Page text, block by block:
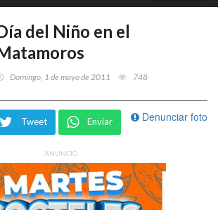
del Niño en el
Domingo, 1 de mayo de 2011 748
Denunciar foto
Tweet Enviar
ANUNCIO